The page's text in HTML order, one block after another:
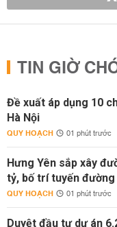
TIN GIỜ
Đề xuất áp dụng 10
Hà Nội
QUY HOẠCH 01 phút trước
Hưng Yên sắp xây
tỷ, bố trí tuyến
QUY HOẠCH 01 phút trước
Duyệt đầu tư dự án